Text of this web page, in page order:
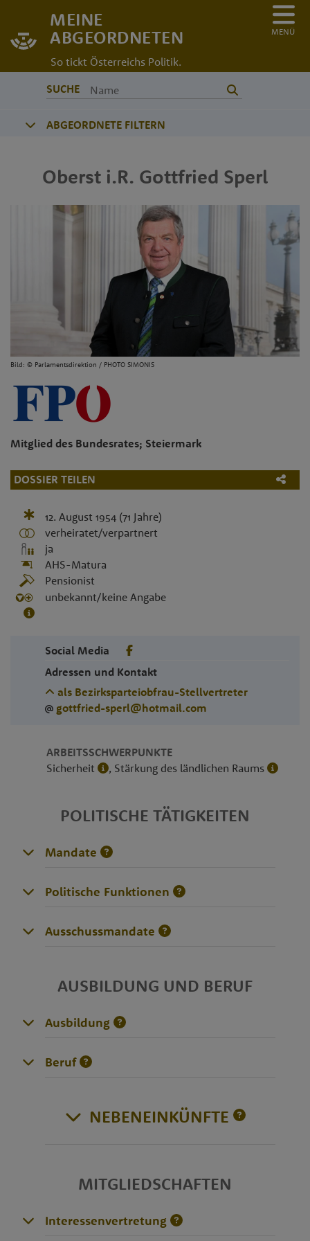
MEINE
ABGEORDNETEN
So tickt Österreichs Politik.
MENÜ
SUCHE
ABGEORDNETE FILTERN
Oberst i.R. Gottfried Sperl
Bild: © Parlamentsdirektion / PHOTO SIMONIS
Mitglied des Bundesrates; Steiermark
DOSSIER TEILEN
12. August 1954 (71 Jahre)
verheiratet/verpartnert
ja
AHS-Matura
Pensionist
unbekannt/keine Angabe
Social Media
Adressen und Kontakt
als Bezirksparteiobfrau-Stellvertreter
gottfried-sperl@hotmail.com
ARBEITSSCHWERPUNKTE
Sicherheit
, Stärkung des ländlichen Raums
POLITISCHE TÄTIGKEITEN
Mandate
Politische Funktionen
Ausschussmandate
AUSBILDUNG UND BERUF
Ausbildung
Beruf
NEBENEINKÜNFTE
MITGLIEDSCHAFTEN
Interessenvertretung